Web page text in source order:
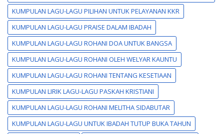
KUMPULAN LAGU-LAGU PILIHAN UNTUK PELAYANAN KKR
KUMPULAN LAGU-LAGU PRAISE DALAM IBADAH
KUMPULAN LAGU-LAGU ROHANI DOA UNTUK BANGSA
KUMPULAN LAGU-LAGU ROHANI OLEH WELYAR KAUNTU
KUMPULAN LAGU-LAGU ROHANI TENTANG KESETIAAN
KUMPULAN LIRIK LAGU-LAGU PASKAH KRISTIANI
KUMPULAN LAGU-LAGU ROHANI MELITHA SIDABUTAR
KUMPULAN LAGU-LAGU UNTUK IBADAH TUTUP BUKA TAHUN